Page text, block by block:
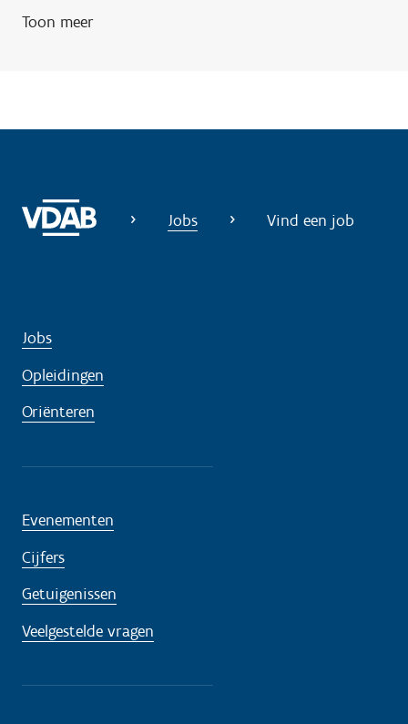
Toon meer
Jobs Vind een job
Jobs
Opleidingen
Oriënteren
Evenementen
Cijfers
Getuigenissen
Veelgestelde vragen